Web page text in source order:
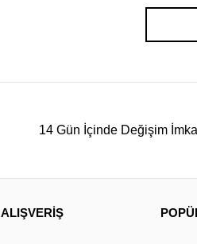
14 Gün İçinde Değişim
ALIŞVERİŞ